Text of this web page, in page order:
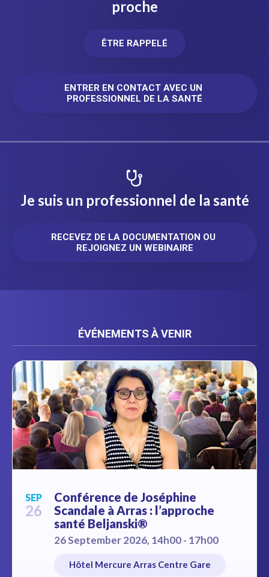
proche
ÊTRE RAPPELÉ
ENTRER EN CONTACT AVEC UN
PROFESSIONNEL DE LA SANTÉ
Je suis un professionnel de la santé
RECEVEZ DE LA DOCUMENTATION OU
REJOIGNEZ UN WEBINAIRE
ÉVÉNEMENTS À VENIR
SEP
26
Conférence de Joséphine
Scandale à Arras : l’approche
santé Beljanski®
26 September 2026, 14h00 - 17h00
Hôtel Mercure Arras Centre Gare